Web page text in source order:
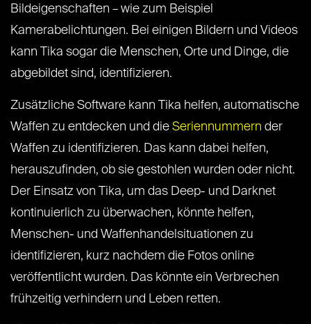
Bildeigenschaften – wie zum Beispiel
Kamerabelichtungen. Bei einigen Bildern und Videos
kann Tika sogar die Menschen, Orte und Dinge, die
abgebildet sind, identifizieren.
Zusätzliche Software kann Tika helfen, automatische
Waffen zu entdecken und die Seriennummern der
Waffen zu identifizieren. Das kann dabei helfen,
herauszufinden, ob sie gestohlen wurden oder nicht.
Der Einsatz von Tika, um das Deep- und Darknet
kontinuierlich zu überwachen, könnte helfen,
Menschen- und Waffenhandelsituationen zu
identifizieren, kurz nachdem die Fotos online
veröffentlicht wurden. Das könnte ein Verbrechen
frühzeitig verhindern und Leben retten.